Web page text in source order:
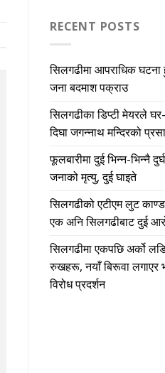
RECENT POSTS
सिलगढीमा आपराधिक
जना बदमाश पक्राउ
सिलगढीका डिप्टी मेयरले
दिघा जगन्नाथ मन्दिरको
फूलबारीमा दुई भिन्न-भिन्नै
जनाको मृत्यु, दुई घाइते
सिलगढीको एटीएम लुट
एक अनि सिलगढीबाट दुई
सिलगढीमा एकपछि अर्को
रुखहरू, नयाँ बिरूवा लगाएर
विरोध प्रदर्शन